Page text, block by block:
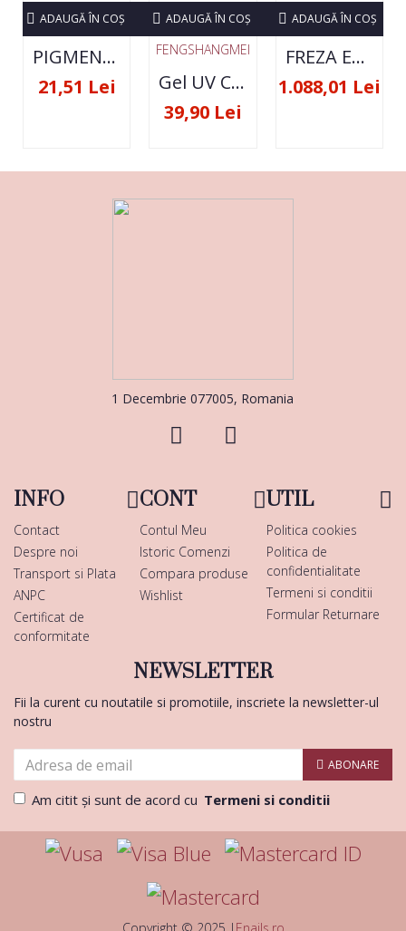
PIGMENT NEON SET 12 CULORI
21,51 Lei
ADAUGĂ ÎN COŞ
FENGSHANGMEI
Gel UV Constructie FSM 50ML - 07
39,90 Lei
ADAUGĂ ÎN COŞ
FREZA ELECTRICA STRONG 210 35000 RPM- ORIGINALA
1.088,01 Lei
ADAUGĂ ÎN COŞ
1 Decembrie 077005, Romania
INFO
Contact
Despre noi
Transport si Plata
ANPC
Certificat de
conformitate
CONT
Contul Meu
Istoric Comenzi
Compara produse
Wishlist
UTIL
Politica cookies
Politica de
confidentialitate
Termeni si conditii
Formular Returnare
NEWSLETTER
Fii la curent cu noutatile si promotiile, inscriete la newsletter-ul
nostru
ABONARE
Am citit şi sunt de acord cu Termeni si conditii